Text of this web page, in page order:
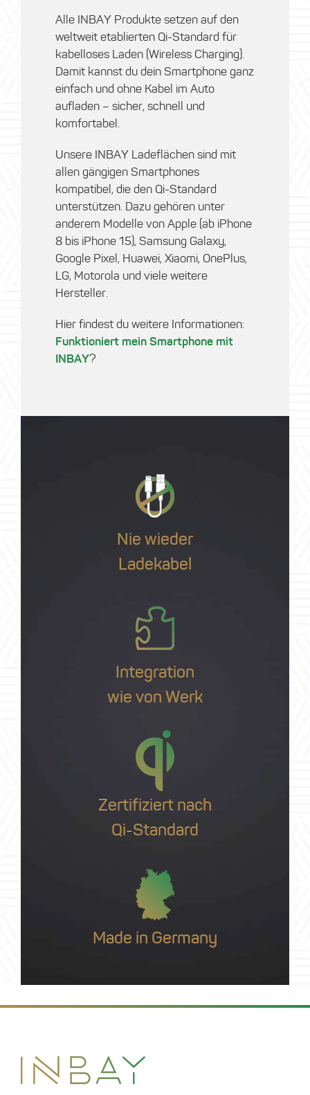
Alle INBAY Produkte setzen auf den
weltweit etablierten Qi-Standard für
kabelloses Laden (Wireless Charging).
Damit kannst du dein Smartphone ganz
einfach und ohne Kabel im Auto
aufladen – sicher, schnell und
komfortabel.
Unsere INBAY Ladeflächen sind mit
allen gängigen Smartphones
kompatibel, die den Qi-Standard
unterstützen. Dazu gehören unter
anderem Modelle von Apple (ab iPhone
8 bis iPhone 15), Samsung Galaxy,
Google Pixel, Huawei, Xiaomi, OnePlus,
LG, Motorola und viele weitere
Hersteller.
Hier findest du weitere Informationen:
Funktioniert mein Smartphone mit
INBAY?
Nie wieder
Ladekabel
Integration
wie von Werk
Zertifiziert nach
Qi-Standard
Made in Germany